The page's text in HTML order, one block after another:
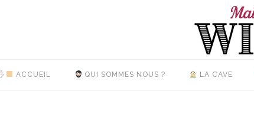
ACCUEIL QUI SOMMES NOUS ? LA CAVE